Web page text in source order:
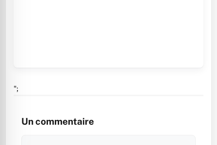
";
Un commentaire